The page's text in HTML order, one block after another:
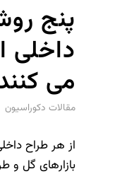
پنج
داخلی
می
مقالات دکوراسیون
از هر طراح
بازارهای گل و